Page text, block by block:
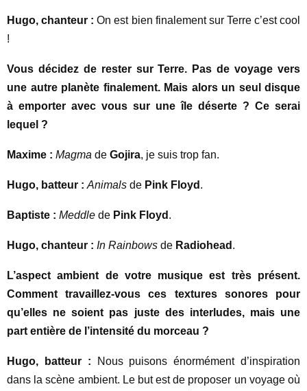
Hugo, chanteur : On est bien finalement sur Terre c’est cool
!
Vous décidez de rester sur Terre. Pas de voyage vers
une autre planète finalement. Mais alors un seul disque
à emporter avec vous sur une île déserte ? Ce serai
lequel ?
Maxime : Magma de Gojira, je suis trop fan.
Hugo, batteur : Animals de Pink Floyd .
Baptiste : Meddle de Pink Floyd .
Hugo, chanteur : In Rainbows de Radiohead .
L’aspect ambient de votre musique est très présent.
Comment travaillez-vous ces textures sonores pour
qu’elles ne soient pas juste des interludes, mais une
part entière de l’intensité du morceau ?
Hugo, batteur : Nous puisons énormément d’inspiration
dans la scène ambient. Le but est de proposer un voyage où